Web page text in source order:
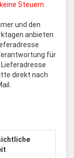
Steuern
und den
anbieten.
für
Lieferadresse
direkt nach